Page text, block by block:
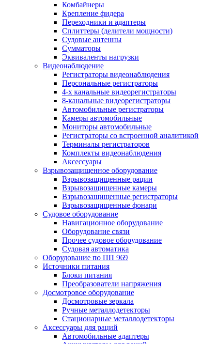
Комбайнеры
Крепление фидера
Переходники и адаптеры
Сплиттеры (делители мощности)
Судовые антенны
Сумматоры
Эквиваленты нагрузки
Видеонаблюдение
Регистраторы видеонаблюдения
Персональные регистраторы
4-х канальные видеорегистраторы
8-канальные видеорегистраторы
Автомобильные регистраторы
Камеры автомобильные
Мониторы автомобильные
Регистраторы со встроенной аналитикой
Терминалы регистраторов
Комплекты видеонаблюдения
Аксессуары
Взрывозащищенное оборудование
Взрывозащищенные рации
Взрывозащищенные камеры
Взрывозащищенные регистраторы
Взрывозащищенные фонари
Судовое оборудование
Навигационное оборудование
Оборудование связи
Прочее судовое оборудование
Судовая автоматика
Оборудование по ПП 969
Источники питания
Блоки питания
Преобразователи напряжения
Досмотровое оборудование
Досмотровые зеркала
Ручные металлодетекторы
Стационарные металлодетекторы
Аксессуары для раций
Автомобильные адаптеры